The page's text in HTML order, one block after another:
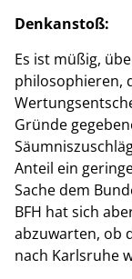
Denkanstoß:
Es ist müßig,
philosophieren,
Gründe
Anteil ein
Sache dem
BFH hat sich
abzuwarten, ob
nach Karlsruhe